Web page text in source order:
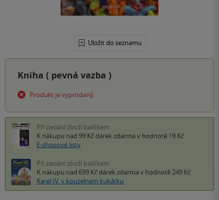
Uložit do seznamu
Kniha ( pevná vazba )
Produkt je vyprodaný.
Při zaslání zboží balíčkem
K nákupu nad 99 Kč dárek zdarma v hodnotě 19 Kč
E-shopové listy
Při zaslání zboží balíčkem
K nákupu nad 699 Kč dárek zdarma v hodnotě 249 Kč
Karel IV. v kouzelném kukátku